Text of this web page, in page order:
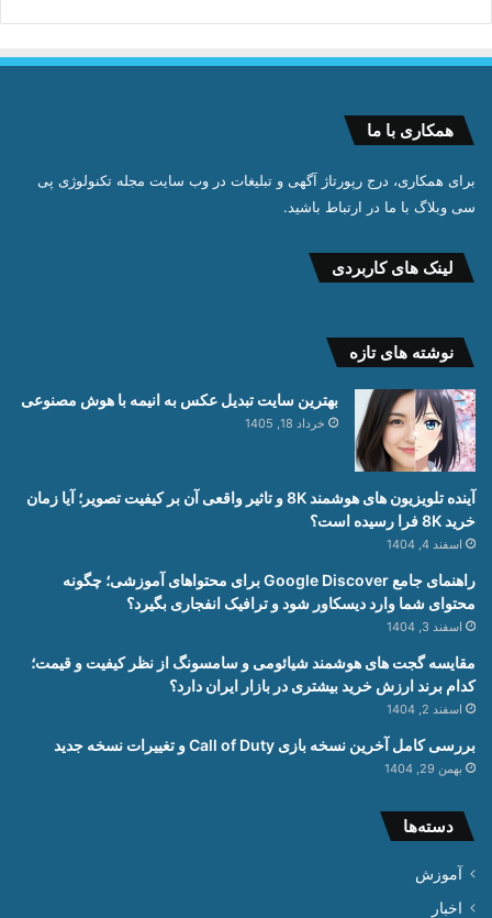
همکاری با ما
برای همکاری، درج رپورتاژ آگهی و تبلیغات در وب سایت مجله تکنولوژی پی
سی وبلاگ با ما در ارتباط باشید.
لینک های کاربردی
نوشته های تازه
بهترین سایت تبدیل عکس به انیمه با هوش مصنوعی
خرداد 18, 1405
آینده تلویزیون های هوشمند 8K و تاثیر واقعی آن بر کیفیت تصویر؛ آیا زمان
خرید 8K فرا رسیده است؟
اسفند 4, 1404
راهنمای جامع Google Discover برای محتواهای آموزشی؛ چگونه
محتوای شما وارد دیسکاور شود و ترافیک انفجاری بگیرد؟
اسفند 3, 1404
مقایسه گجت های هوشمند شیائومی و سامسونگ از نظر کیفیت و قیمت؛
کدام برند ارزش خرید بیشتری در بازار ایران دارد؟
اسفند 2, 1404
بررسی کامل آخرین نسخه بازی Call of Duty و تغییرات نسخه جدید
بهمن 29, 1404
دسته‌ها
آموزش
اخبار